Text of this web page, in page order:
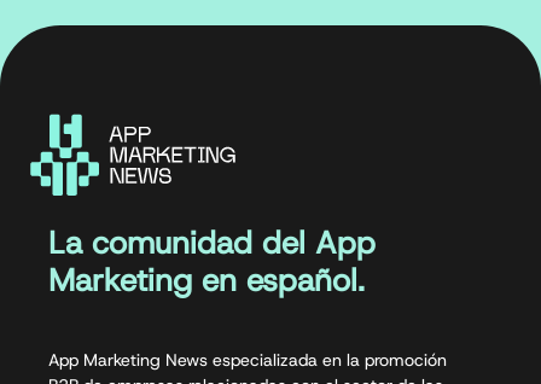
La comunidad del App
Marketing en español.
App Marketing News especializada en la promoción